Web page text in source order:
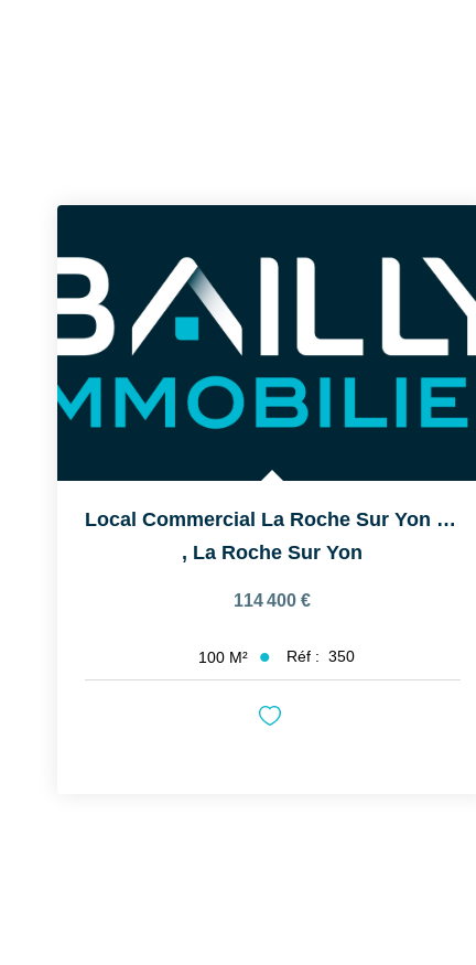
Local Commercial La Roche Sur Yon 100 M2
, La Roche Sur Yon
114 400 €
100 M² Réf : 350